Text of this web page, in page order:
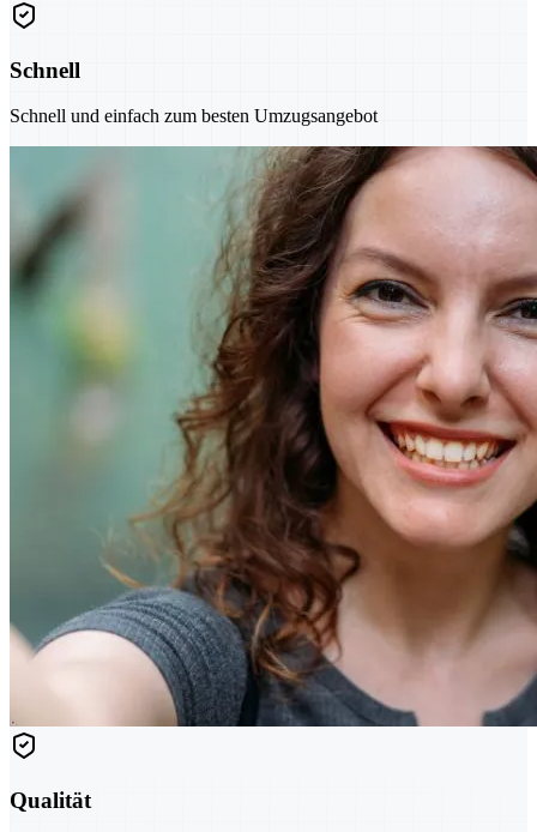
Schnell
Schnell und einfach zum besten Umzugsangebot
Qualität